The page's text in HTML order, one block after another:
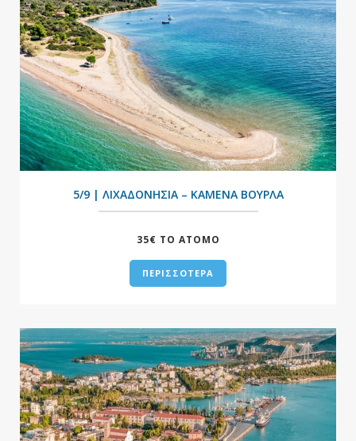
+
5/9 | ΛΙΧΑΔΟΝΗΣΙΑ – ΚΑΜΕΝΑ ΒΟΥΡΛΑ
35€ ΤΟ ΑΤΟΜΟ
ΠΕΡΙΣΣΟΤΕΡΑ